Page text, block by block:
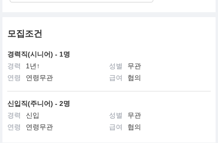
모집조건
경력직(시니어) - 1명
경력
1년↑ 성별
무관
연령
연령무관 급여 협의
신입직(주니어) - 2명
경력
신입 성별
무관
연령
연령무관 급여 협의